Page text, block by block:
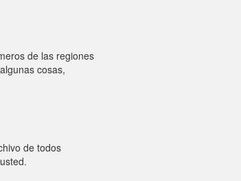
de las regiones
cosas,
de todos